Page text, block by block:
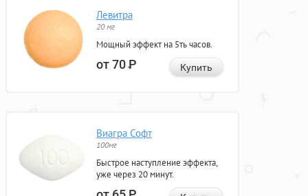
Левитра
20 мг
Мощный эффект на 5ть часов.
от 70Р Купить
Виагра Софт
100мг
Быстрое наступление эффекта,
уже через 20 минут.